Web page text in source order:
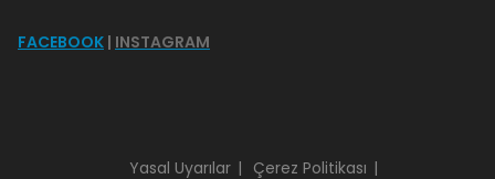
FACEBOOK | INSTAGRAM
Yasal Uyarılar Çerez Politikası